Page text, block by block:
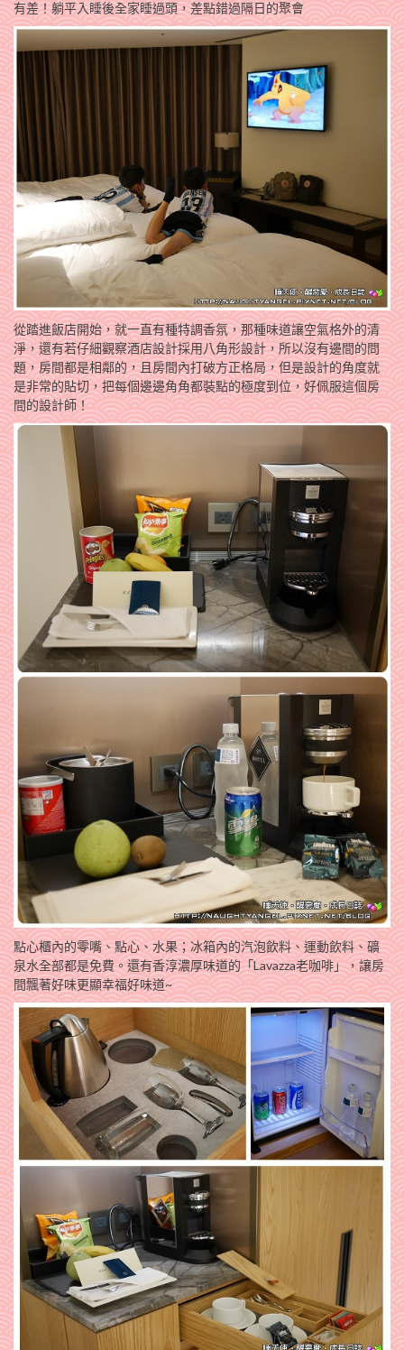
有差！躺平入睡後全家睡過頭，差點錯過隔日的聚會
從踏進飯店開始，就一直有種特調香氛，那種味道讓空氣格外的清
淨，還有若仔細觀察酒店設計採用八角形設計，所以沒有邊間的問
題，房間都是相鄰的，且房間內打破方正格局，但是設計的角度就
是非常的貼切，把每個邊邊角角都裝點的極度到位，好佩服這個房
間的設計師！
點心櫃內的零嘴、點心、水果；冰箱內的汽泡飲料、運動飲料、礦
泉水全部都是免費。還有香淳濃厚味道的「Lavazza老咖啡」，讓房
間飄著好味更顯幸福好味道~